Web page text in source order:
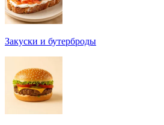
Закуски и бутерброды